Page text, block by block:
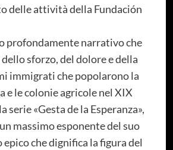
delle attività della Fundación
profondamente narrativo che
dello sforzo, del dolore e della
immigrati che popolarono la
e le colonie agricole nel XIX
serie «Gesta de la Esperanza»,
massimo esponente del suo
che dignifica la figura del